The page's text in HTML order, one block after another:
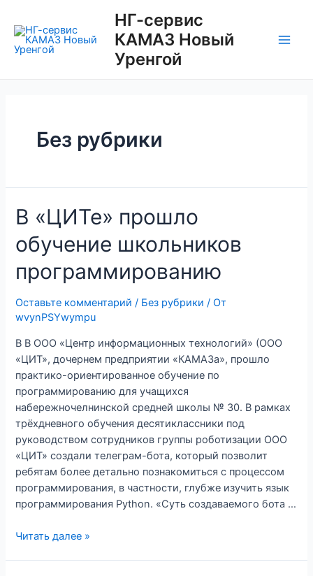
содержимому
НГ-сервис
КАМАЗ Новый
Уренгой
Без рубрики
В «ЦИТе» прошло
обучение школьников
программированию
Оставьте комментарий / Без рубрики / От
wvynPSYwympu
В В ООО «Центр информационных технологий» (ООО
«ЦИТ», дочернем предприятии «КАМАЗа», прошло
практико-ориентированное обучение по
программированию для учащихся
набережночелнинской средней школы № 30. В рамках
трёхдневного обучения десятиклассники под
руководством сотрудников группы роботизации ООО
«ЦИТ» создали телеграм-бота, который позволит
ребятам более детально познакомиться с процессом
программирования, в частности, глубже изучить язык
программирования Python. «Суть создаваемого бота …
В
Читать далее »